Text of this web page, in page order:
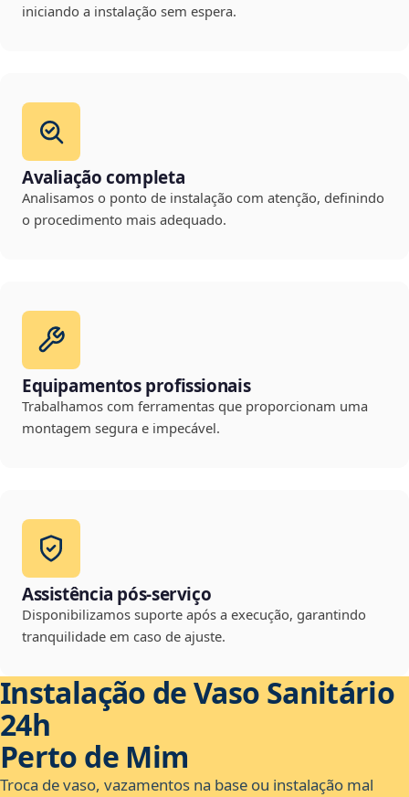
iniciando a instalação sem espera.
Avaliação completa
Analisamos o ponto de instalação com atenção, definindo
o procedimento mais adequado.
Equipamentos profissionais
Trabalhamos com ferramentas que proporcionam uma
montagem segura e impecável.
Assistência pós-serviço
Disponibilizamos suporte após a execução, garantindo
tranquilidade em caso de ajuste.
Instalação de Vaso Sanitário
24h
Perto de Mim
Troca de vaso, vazamentos na base ou instalação mal